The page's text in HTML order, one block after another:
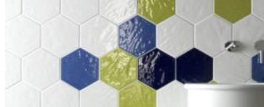
กระเบื้องเคนไซ
กระเบื้องพอร์ชเลน เลียนเเบบหินธรรมชาติ
บทความ
คำนวณกระเบื้อง
โปรโมชั่นกระเบื้อง